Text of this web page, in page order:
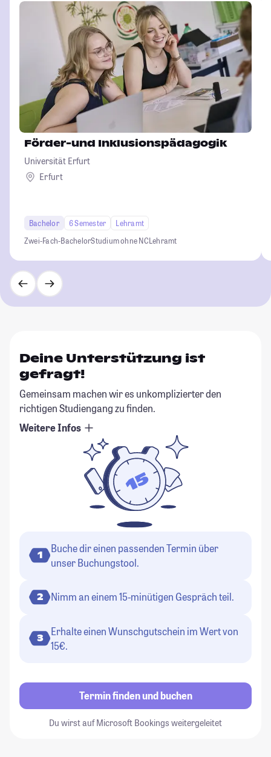
Förder-und Inklusionspädagogik
Universität Erfurt
Erfurt
Bachelor 6 Semester
Lehramt
Zwei-Fach-BachelorStudium ohne NCLehramt
Deine Unterstützung ist
gefragt!
Gemeinsam machen wir es unkomplizierter den
richtigen Studiengang zu finden.
Weitere Infos
1
Buche dir einen passenden Termin über
unser Buchungstool.
2 Nimm an einem 15-minütigen Gespräch teil.
3
Erhalte einen Wunschgutschein im Wert von
15€.
Termin finden und buchen
Du wirst auf Microsoft Bookings weitergeleitet